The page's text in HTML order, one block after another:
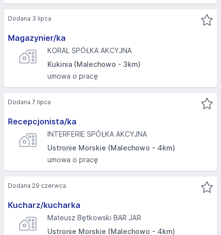
Magazynier/ka
KORAL SPÓŁKA AKCYJNA
Kukinia (Malechowo - 3km)
umowa o pracę
Dodana 3 lipca
Recepcjonista/ka
INTERFERIE SPÓŁKA AKCYJNA
Ustronie Morskie (Malechowo - 4km)
umowa o pracę
Dodana 7 lipca
Kucharz/kucharka
Mateusz Bętkowski BAR JAR
Ustronie Morskie (Malechowo - 4km)
Dodana 29 czerwca